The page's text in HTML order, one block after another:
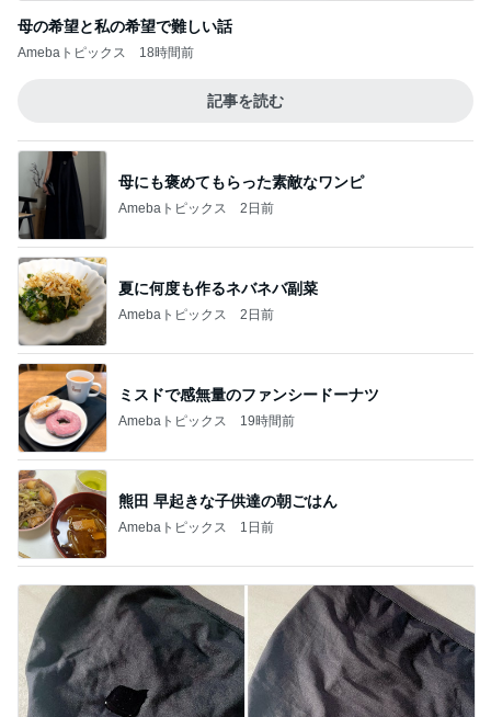
母の希望と私の希望で難しい話
Amebaトピックス 18時間前
記事を読む
母にも褒めてもらった素敵なワンピ
Amebaトピックス 2日前
夏に何度も作るネバネバ副菜
Amebaトピックス 2日前
ミスドで感無量のファンシードーナツ
Amebaトピックス 19時間前
熊田 早起きな子供達の朝ごはん
Amebaトピックス 1日前